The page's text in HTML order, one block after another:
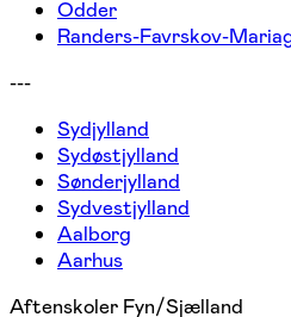
Odder
Randers-Favrskov-
---
Sydjylland
Sydøstjylland
Sønderjylland
Sydvestjylland
Aalborg
Aarhus
Aftenskoler Fyn/Sjælland